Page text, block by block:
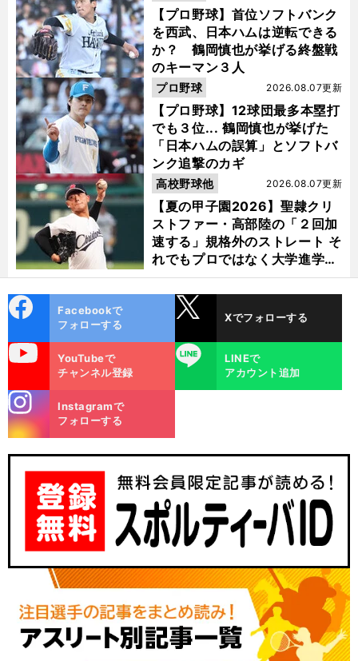
【プロ野球】首位ソフトバンク
を西武、日本ハムは逆転できる
か？ 鶴岡慎也が挙げる終盤戦
のキーマン３人
【プロ野球】12球団最多本塁打
でも３位... 鶴岡慎也が挙げた
「日本ハムの誤算」とソフトバ
ンク追撃のカギ
2026.08.07更新
プロ野球
【夏の甲子園2026】聖隷クリ
ストファー・高部陸の「２回加
速する」規格外のストレート そ
れでもプロではなく大学進学を
選ぶ理由
2026.08.07更新
高校野球他
ok
Facebookで
フォローする
Xでフォローする
YouTubeで
チャンネル登録
LINE
LINEで
アカウント追加
m
Instagramで
フォローする